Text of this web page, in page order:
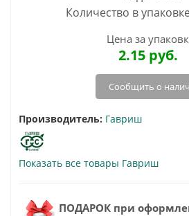
Количество в
Цена за
2.15 руб.
Сообщить о
Производитель: Гавриш
Показать все товары Гавриш
ПОДАРОК при